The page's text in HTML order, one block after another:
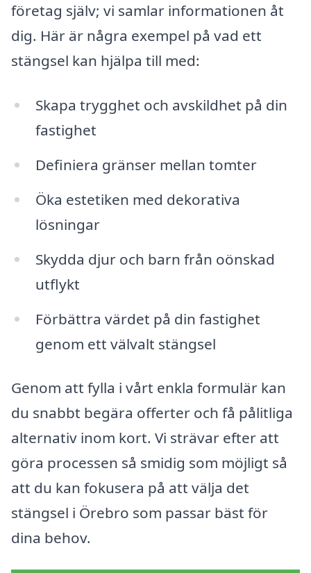
företag själv; vi samlar informationen åt
dig. Här är några exempel på vad ett
stängsel kan hjälpa till med:
Skapa trygghet och avskildhet på din
fastighet
Definiera gränser mellan tomter
Öka estetiken med dekorativa
lösningar
Skydda djur och barn från oönskad
utflykt
Förbättra värdet på din fastighet
genom ett välvalt stängsel
Genom att fylla i vårt enkla formulär kan
du snabbt begära offerter och få pålitliga
alternativ inom kort. Vi strävar efter att
göra processen så smidig som möjligt så
att du kan fokusera på att välja det
stängsel i Örebro som passar bäst för
dina behov.